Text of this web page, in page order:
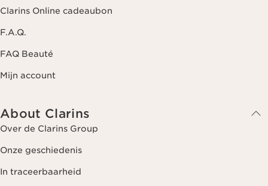
Clarins Online cadeaubon
F.A.Q.
FAQ Beauté
Mijn account
About Clarins
Over de Clarins Group
Onze geschiedenis
In traceerbaarheid